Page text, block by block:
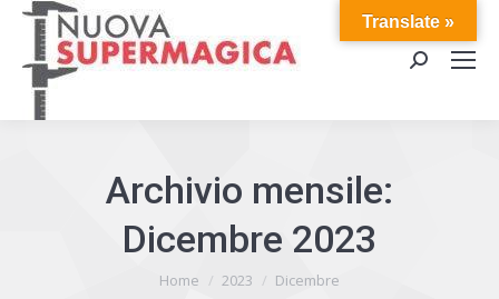
Cerca:
Archivio mensile:
Dicembre 2023
Tu sei qui:
Home 2023 Dicembre
Translate »